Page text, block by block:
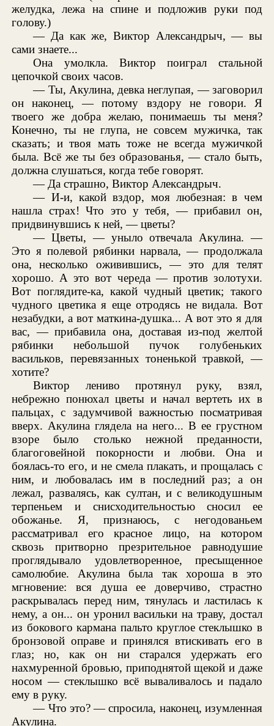
желудка, лежа на спине и подложив руки под
голову.)
— Да как же, Виктор Александрыч, — вы
сами знаете...
Она умолкла. Виктор поиграл стальной
цепочкой своих часов.
— Ты, Акулина, девка неглупая, — заговорил
он наконец, — потому вздору не говори. Я
твоего же добра желаю, понимаешь ты меня?
Конечно, ты не глупа, не совсем мужичка, так
сказать; и твоя мать тоже не всегда мужичкой
была. Всё же ты без образованья, — стало быть,
должна слушаться, когда тебе говорят.
— Да страшно, Виктор Александрыч.
— И-и, какой вздор, моя любезная: в чем
нашла страх! Что это у тебя, — прибавил он,
придвинувшись к ней, — цветы?
— Цветы, — уныло отвечала Акулина. —
Это я полевой рябинки нарвала, — продолжала
она, несколько оживившись, — это для телят
хорошо. А это вот череда — против золотухи.
Вот поглядите-ка, какой чудный цветик; такого
чудного цветика я еще отродясь не видала. Вот
незабудки, а вот маткина-душка... А вот это я для
вас, — прибавила она, доставая из-под желтой
рябинки небольшой пучок голубеньких
васильков, перевязанных тоненькой травкой, —
хотите?
Виктор лениво протянул руку, взял,
небрежно понюхал цветы и начал вертеть их в
пальцах, с задумчивой важностью посматривая
вверх. Акулина глядела на него... В ее грустном
взоре было столько нежной преданности,
благоговейной покорности и любви. Она и
боялась-то его, и не смела плакать, и прощалась с
ним, и любовалась им в последний раз; а он
лежал, развалясь, как султан, и с великодушным
терпеньем и снисходительностью сносил ее
обожанье. Я, признаюсь, с негодованьем
рассматривал его красное лицо, на котором
сквозь притворно презрительное равнодушие
проглядывало удовлетворенное, пресыщенное
самолюбие. Акулина была так хороша в это
мгновение: вся душа ее доверчиво, страстно
раскрывалась перед ним, тянулась и ластилась к
нему, а он... он уронил васильки на траву, достал
из бокового кармана пальто круглое стеклышко в
бронзовой оправе и принялся втискивать его в
глаз; но, как он ни старался удержать его
нахмуренной бровью, приподнятой щекой и даже
носом — стеклышко всё вываливалось и падало
ему в руку.
— Что это? — спросила, наконец, изумленная
Акулина.